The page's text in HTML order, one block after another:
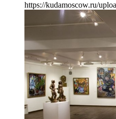
https://kudamoscow.ru/